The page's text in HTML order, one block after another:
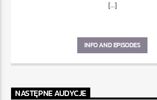
[...]
INFO AND EPISODES
NASTĘPNE AUDYCJE